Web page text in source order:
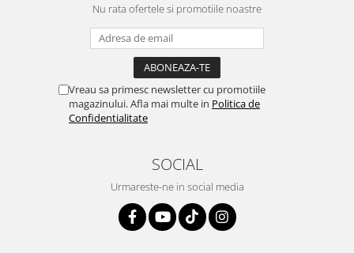
Nu rata ofertele si promotiile noastre
Vreau sa primesc newsletter cu promotiile
magazinului. Afla mai multe in Politica de
Confidentialitate
SOCIAL
Urmareste-ne in social media